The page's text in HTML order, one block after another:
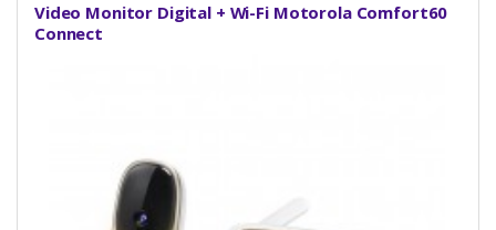
Video Monitor Digital + Wi-Fi Motorola Comfort60
Connect